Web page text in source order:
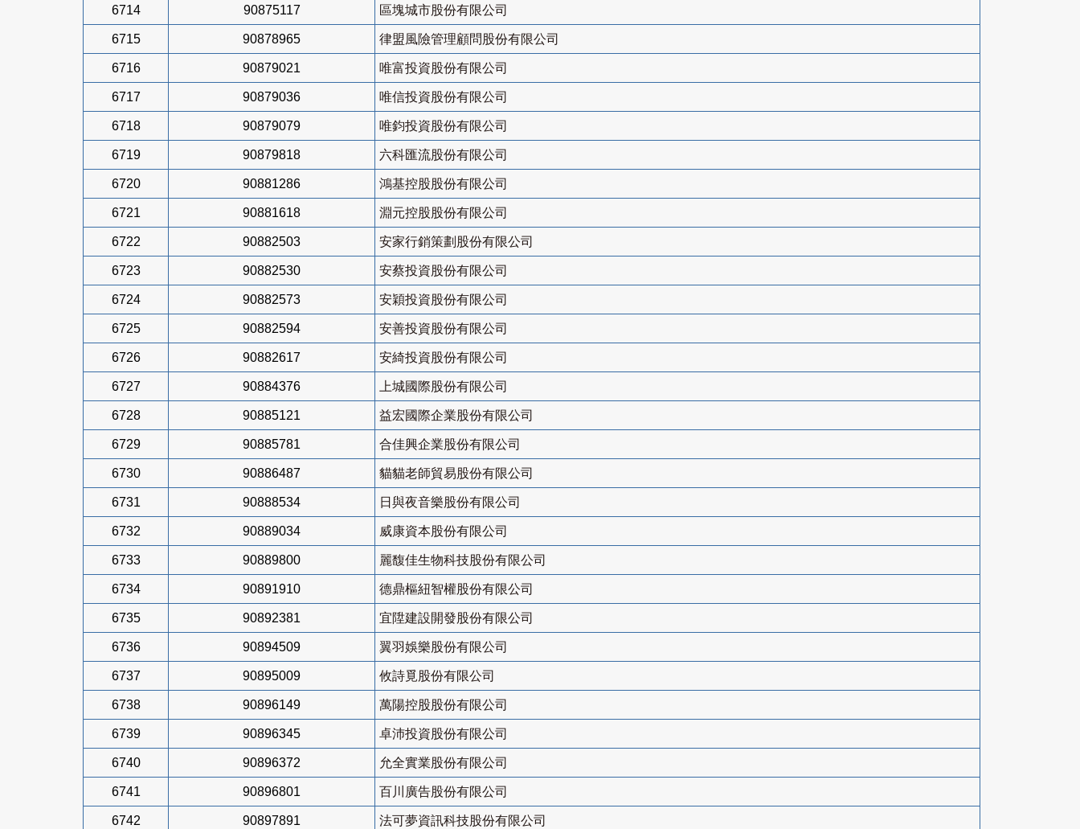
6714 90875117 區塊城市股份有限公司
6715 90878965 律盟風險管理顧問股份有限公司
6716 90879021 唯富投資股份有限公司
6717 90879036 唯信投資股份有限公司
6718 90879079 唯鈞投資股份有限公司
6719 90879818 六科匯流股份有限公司
6720 90881286 鴻基控股股份有限公司
6721 90881618 淵元控股股份有限公司
6722 90882503 安家行銷策劃股份有限公司
6723 90882530 安蔡投資股份有限公司
6724 90882573 安穎投資股份有限公司
6725 90882594 安善投資股份有限公司
6726 90882617 安綺投資股份有限公司
6727 90884376 上城國際股份有限公司
6728 90885121 益宏國際企業股份有限公司
6729 90885781 合佳興企業股份有限公司
6730 90886487 貓貓老師貿易股份有限公司
6731 90888534 日與夜音樂股份有限公司
6732 90889034 威康資本股份有限公司
6733 90889800 麗馥佳生物科技股份有限公司
6734 90891910 德鼎樞紐智權股份有限公司
6735 90892381 宜陞建設開發股份有限公司
6736 90894509 翼羽娛樂股份有限公司
6737 90895009 攸詩覓股份有限公司
6738 90896149 萬陽控股股份有限公司
6739 90896345 卓沛投資股份有限公司
6740 90896372 允全實業股份有限公司
6741 90896801 百川廣告股份有限公司
6742 90897891 法可夢資訊科技股份有限公司